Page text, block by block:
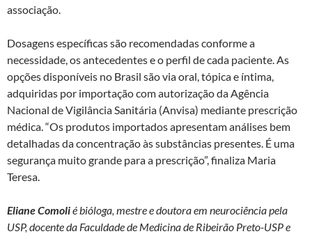
associação.
Dosagens específicas são recomendadas conforme a
necessidade, os antecedentes e o perfil de cada paciente. As
opções disponíveis no Brasil são via oral, tópica e íntima,
adquiridas por importação com autorização da Agência
Nacional de Vigilância Sanitária (Anvisa) mediante prescrição
médica. “Os produtos importados apresentam análises bem
detalhadas da concentração às substâncias presentes. É uma
segurança muito grande para a prescrição”, finaliza Maria
Teresa.
Eliane Comolié bióloga, mestre e doutora em neurociência pela
USP, docente da Faculdade de Medicina de Ribeirão Preto-USP e